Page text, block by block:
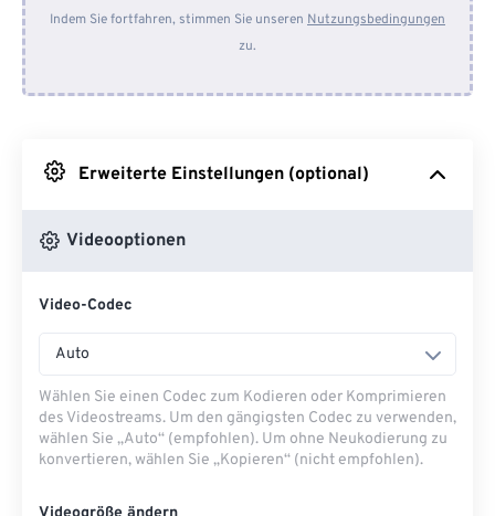
Von Dropbox
Indem Sie fortfahren, stimmen Sie unseren Nutzungsbedingungen
zu.
Erweiterte Einstellungen (optional)
Videooptionen
Video-Codec
Auto
Wählen Sie einen Codec zum Kodieren oder Komprimieren
des Videostreams. Um den gängigsten Codec zu verwenden,
wählen Sie „Auto“ (empfohlen). Um ohne Neukodierung zu
konvertieren, wählen Sie „Kopieren“ (nicht empfohlen).